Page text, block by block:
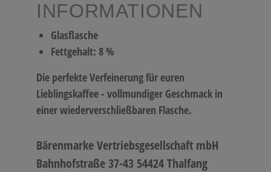
INFORMATIONEN
Glasflasche
Fettgehalt: 8 %
Die perfekte Verfeinerung für euren
Lieblingskaffee - vollmundiger Geschmack in
einer wiederverschließbaren Flasche.
Bärenmarke Vertriebsgesellschaft mbH
Bahnhofstraße 37-43 54424 Thalfang